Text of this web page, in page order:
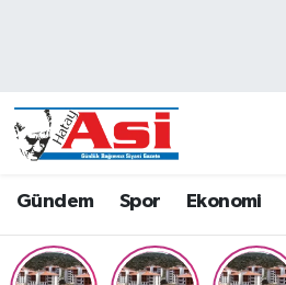
Gündem Spor Ekonomi
Dünya
Eğitim
Ekonomi
Hava Durumu
Namaz Vakitleri
Trafik Durumu